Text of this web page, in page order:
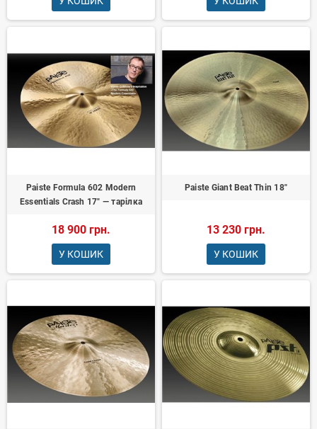
Paiste Formula 602 Modern
Essentials Crash 17" — тарілка
18 900 грн.
У КОШИК
Paiste Giant Beat Thin 18"
13 230 грн.
У КОШИК